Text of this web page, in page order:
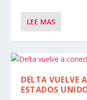
LEE MAS
DELTA VUELVE
ESTADOS